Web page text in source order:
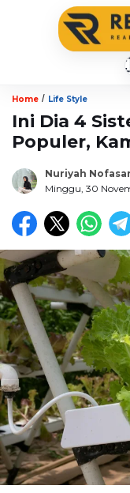
Home / Life Style
Ini Dia 4
Populer,
Nuriyah
Minggu, 30